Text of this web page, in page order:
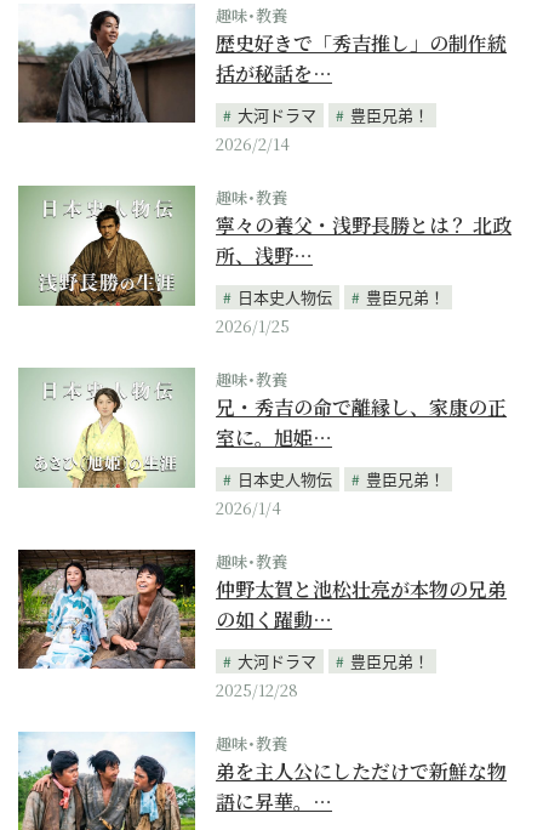
趣味･教養
歴史好きで「秀吉推し」の制作統
括が秘話を…
大河ドラマ
豊臣兄弟！
2026/2/14
趣味･教養
寧々の養父・浅野長勝とは？ 北政
所、浅野…
日本史人物伝
豊臣兄弟！
2026/1/25
趣味･教養
兄・秀吉の命で離縁し、家康の正
室に。旭姫…
日本史人物伝
豊臣兄弟！
2026/1/4
趣味･教養
仲野太賀と池松壮亮が本物の兄弟
の如く躍動…
大河ドラマ
豊臣兄弟！
2025/12/28
趣味･教養
弟を主人公にしただけで新鮮な物
語に昇華。…